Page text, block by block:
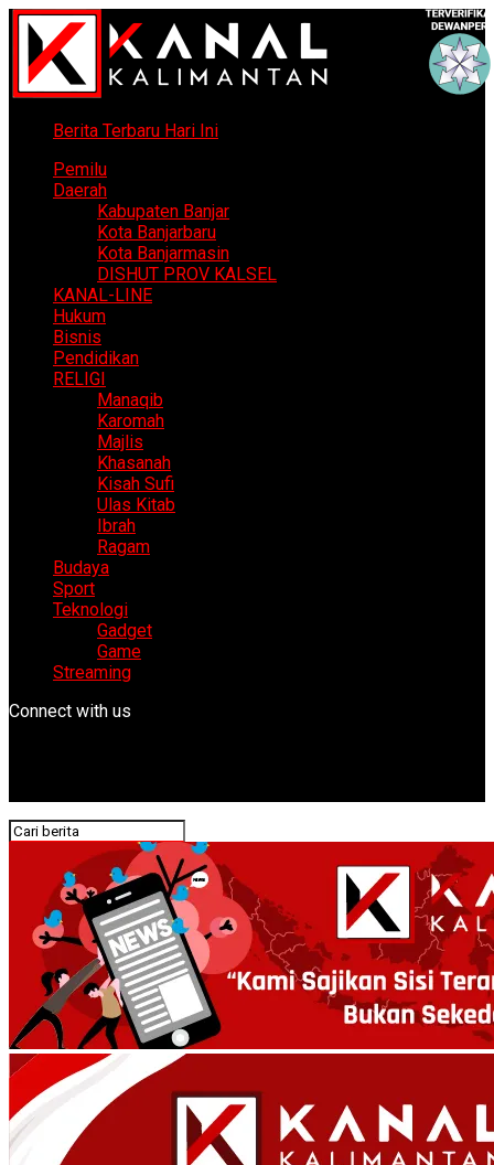
Berita Terbaru Hari Ini
Pemilu
Daerah
Kabupaten Banjar
Kota Banjarbaru
Kota Banjarmasin
DISHUT PROV KALSEL
KANAL-LINE
Hukum
Bisnis
Pendidikan
RELIGI
Manaqib
Karomah
Majlis
Khasanah
Kisah Sufi
Ulas Kitab
Ibrah
Ragam
Budaya
Sport
Teknologi
Gadget
Game
Streaming
Connect with us